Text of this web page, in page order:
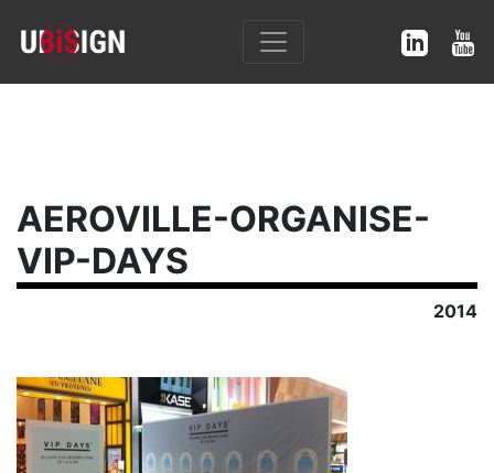
AEROVILLE-ORGANISE-
VIP-DAYS
2014